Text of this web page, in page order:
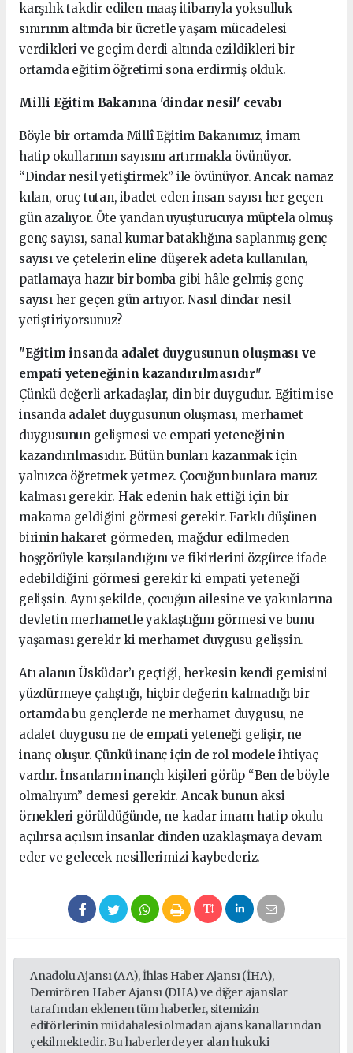
karşılık takdir edilen maaş itibarıyla yoksulluk
sınırının altında bir ücretle yaşam mücadelesi
verdikleri ve geçim derdi altında ezildikleri bir
ortamda eğitim öğretimi sona erdirmiş olduk.
Milli Eğitim Bakanına 'dindar nesil' cevabı
Böyle bir ortamda Millî Eğitim Bakanımız, imam
hatip okullarının sayısını artırmakla övünüyor.
“Dindar nesil yetiştirmek” ile övünüyor. Ancak namaz
kılan, oruç tutan, ibadet eden insan sayısı her geçen
gün azalıyor. Öte yandan uyuşturucuya müptela olmuş
genç sayısı, sanal kumar bataklığına saplanmış genç
sayısı ve çetelerin eline düşerek adeta kullanılan,
patlamaya hazır bir bomba gibi hâle gelmiş genç
sayısı her geçen gün artıyor. Nasıl dindar nesil
yetiştiriyorsunuz?
"Eğitim insanda adalet duygusunun oluşması ve
empati yeteneğinin kazandırılmasıdır"
Çünkü değerli arkadaşlar, din bir duygudur. Eğitim ise
insanda adalet duygusunun oluşması, merhamet
duygusunun gelişmesi ve empati yeteneğinin
kazandırılmasıdır. Bütün bunları kazanmak için
yalnızca öğretmek yetmez. Çocuğun bunlara maruz
kalması gerekir. Hak edenin hak ettiği için bir
makama geldiğini görmesi gerekir. Farklı düşünen
birinin hakaret görmeden, mağdur edilmeden
hoşgörüyle karşılandığını ve fikirlerini özgürce ifade
edebildiğini görmesi gerekir ki empati yeteneği
gelişsin. Aynı şekilde, çocuğun ailesine ve yakınlarına
devletin merhametle yaklaştığını görmesi ve bunu
yaşaması gerekir ki merhamet duygusu gelişsin.
Atı alanın Üsküdar’ı geçtiği, herkesin kendi gemisini
yüzdürmeye çalıştığı, hiçbir değerin kalmadığı bir
ortamda bu gençlerde ne merhamet duygusu, ne
adalet duygusu ne de empati yeteneği gelişir, ne
inanç oluşur. Çünkü inanç için de rol modele ihtiyaç
vardır. İnsanların inançlı kişileri görüp “Ben de böyle
olmalıyım” demesi gerekir. Ancak bunun aksi
örnekleri görüldüğünde, ne kadar imam hatip okulu
açılırsa açılsın insanlar dinden uzaklaşmaya devam
eder ve gelecek nesillerimizi kaybederiz.
Anadolu Ajansı (AA), İhlas Haber Ajansı (İHA),
Demirören Haber Ajansı (DHA) ve diğer ajanslar
tarafından eklenen tüm haberler, sitemizin
editörlerinin müdahalesi olmadan ajans kanallarından
çekilmektedir. Bu haberlerde yer alan hukuki